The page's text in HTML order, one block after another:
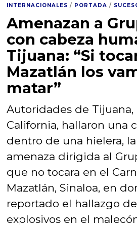
INTERNACIONALES / PORTADA /
Amenazan a
con cabeza
Tijuana: “Si
Mazatlán los
matar”
Autoridades de Tijuana,
California, hallaron una
dentro de una hielera,
amenaza dirigida al
que no tocara en el
Mazatlán, Sinaloa, en
reportado el hallazgo
explosivos en el